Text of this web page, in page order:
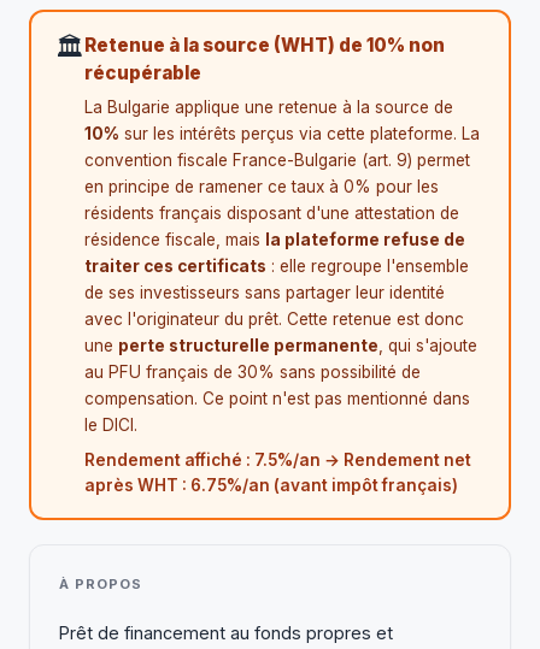
🏛Retenue à la source (WHT) de 10% non
récupérable
La Bulgarie applique une retenue à la source de
10% sur les intérêts perçus via cette plateforme. La
convention fiscale France-Bulgarie (art. 9) permet
en principe de ramener ce taux à 0% pour les
résidents français disposant d'une attestation de
résidence fiscale, mais
la plateforme refuse de
traiter ces certificats : elle regroupe l'ensemble
de ses investisseurs sans partager leur identité
avec l'originateur du prêt. Cette retenue est donc
une perte structurelle permanente, qui s'ajoute
au PFU français de 30% sans possibilité de
compensation. Ce point n'est pas mentionné dans
le DICI.
Rendement affiché : 7.5%/an → Rendement net
après WHT : 6.75%/an (avant impôt français)
À PROPOS
Prêt de financement au fonds propres et